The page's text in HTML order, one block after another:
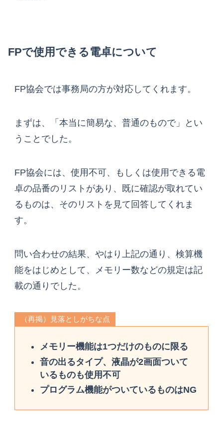
FPで使用できる電卓について
FP協会では事務局の方が対応してくれます。
まずは、「本当に簡易な、普通のもので」とい
うことでした。
FP協会には、使用不可、もしくは使用できる電
卓の品番のリストがあり、既に確認が取れてい
るものは、そのリストを見て回答してくれま
す。
問い合わせの結果、やはり上記の通り、検算機
能をはじめとして、メモリー数などの規定は記
載の通りでした。
（再掲）見落としがちな点
メモリー機能は1つだけのものに限る
音の出るタイプ、液晶が2画面ついて
いるものも使用不可
プログラム機能がついているものはNG